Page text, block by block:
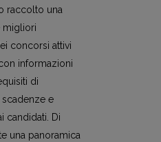
raccolto una
migliori
concorsi attivi
informazioni
di
e
candidati. Di
una panoramica